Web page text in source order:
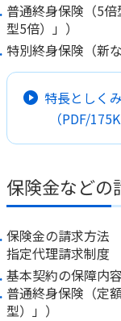
普通終身保険（5
型5倍）」）
特別終身保険（新
特長としくみ
（PDF/
保険金などの
保険金の請求方法
指定代理請求制度
基本契約の保障内容
普通終身保険（定
型）」）